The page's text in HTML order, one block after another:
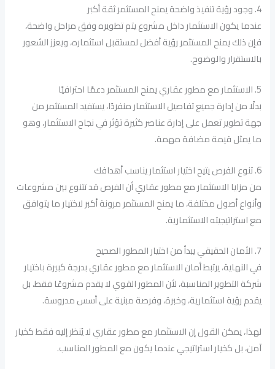
4. وجود رؤية تنفيذ واضحة يمنح المستثمر ثقة أكبر
عندما يكون الاستثمار داخل مشروع يتم تطويره وفق مراحل واضحة،
فإن ذلك يمنح المستثمر رؤية أفضل لمستقبل استثماره، ويعزز الشعور
بالاستقرار والوضوح.
5. الاستثمار مع مطور عقاري يمنح المستثمر دعمًا احترافيًا
بدلًا من إدارة جميع تفاصيل الاستثمار منفردًا، يستفيد المستثمر من
جهة تطوير تعمل على إدارة عناصر كثيرة تؤثر في نجاح الاستثمار، وهو
ما يمثل قيمة مضافة مهمة.
6. تنوع الفرص يتيح اختيار استثمار يناسب أهدافك
من مزايا الاستثمار مع مطور عقاري أن الفرص قد تتنوع بين مشروعات
وأنواع أصول مختلفة، ما يمنح المستثمر مرونة أكبر لاختيار ما يتوافق
مع استراتيجيته الاستثمارية.
7. الأمان الحقيقي يبدأ من اختيار المطور الصحيح
في النهاية، يرتبط أمان الاستثمار مع مطور عقاري بدرجة كبيرة باختيار
شركة التطوير المناسبة، لأن المطور القوي لا يقدم مشروعًا فقط، بل
يقدم رؤية استثمارية، وخبرة، وفرصة مبنية على أسس مدروسة.
لهذا، يمكن القول إن الاستثمار مع مطور عقاري لا يُنظر إليه فقط كخيار
آمن، بل كخيار استراتيجي عندما يكون مع المطور المناسب.